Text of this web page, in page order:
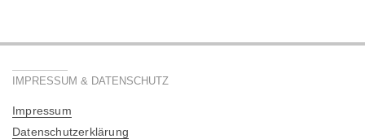
IMPRESSUM & DATENSCHUTZ
Impressum
Datenschutzerklärung